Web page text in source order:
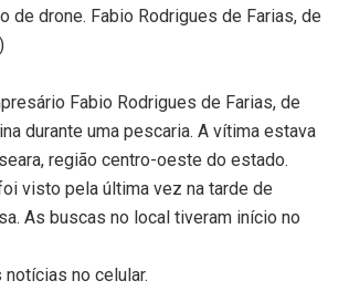
drone. Fabio Rodrigues de Farias, de
Fabio Rodrigues de Farias, de
durante uma pescaria. A vítima estava
região centro-oeste do estado.
visto pela última vez na tarde de
As buscas no local tiveram início no
no celular.